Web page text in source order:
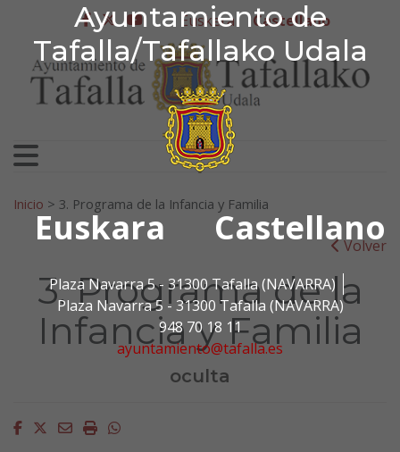
Ayuntamiento de
Tafalla/Tafallako Udala
Euskara Castellano
Plaza Navarra 5 - 31300 Tafalla (NAVARRA)
Plaza Navarra 5 - 31300 Tafalla (NAVARRA)
948 70 18 11
ayuntamiento@tafalla.es
Ir al contenido
Ayuntamiento de
facebook
twitter
youtube
Euskera Castellano
Search for:
Inicio > 3. Programa de la Infancia y Familia
Volver
3. Programa de la
Infancia y Familia
oculta
Facebook
Twitter
EmailImprimirWhatsapp